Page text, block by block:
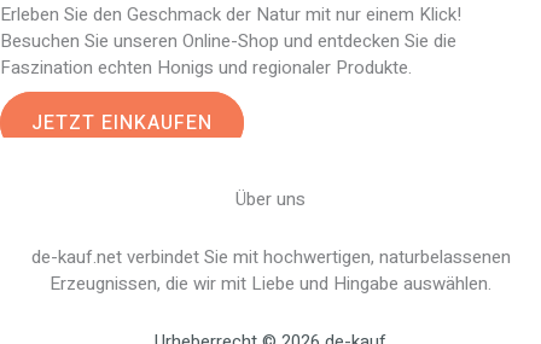
Erleben Sie den Geschmack der Natur mit nur einem Klick!
Besuchen Sie unseren Online-Shop und entdecken Sie die
Faszination echten Honigs und regionaler Produkte.
JETZT EINKAUFEN
Über uns
de-kauf.net verbindet Sie mit hochwertigen, naturbelassenen
Erzeugnissen, die wir mit Liebe und Hingabe auswählen.